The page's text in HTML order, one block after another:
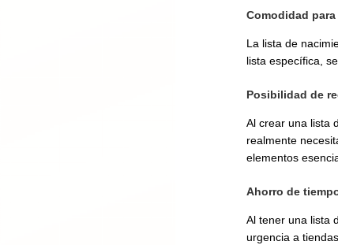
Comodidad
La lista de
lista específica,
Posibilidad de
Al crear una lista
realmente
elementos
Ahorro de
Al tener una lista
urgencia a